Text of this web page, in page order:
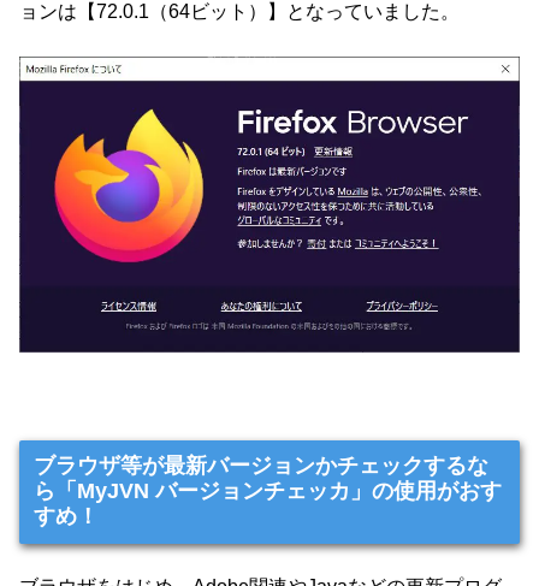
ョンは【72.0.1（64ビット）】となっていました。
ブラウザ等が最新バージョンかチェックするな
ら「MyJVN バージョンチェッカ」の使用がおす
すめ！